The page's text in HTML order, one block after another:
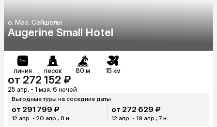
о. Маэ, Сейшелы
Augerine Small Hotel
линия песок 80 м 15 км
от 272 152 ₽
25 апр. - 1 мая, 6 ночей
Выгодные туры на соседние даты
от 291 799 ₽
12 апр. - 20 апр., 8 н.
от 272 629 ₽
12 апр. - 19 апр., 7 н.